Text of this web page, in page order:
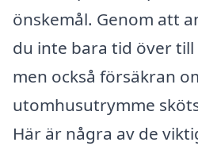
önskemål. Genom att
du inte bara tid över
men också försäkran
utomhusutrymme
Här är några av de